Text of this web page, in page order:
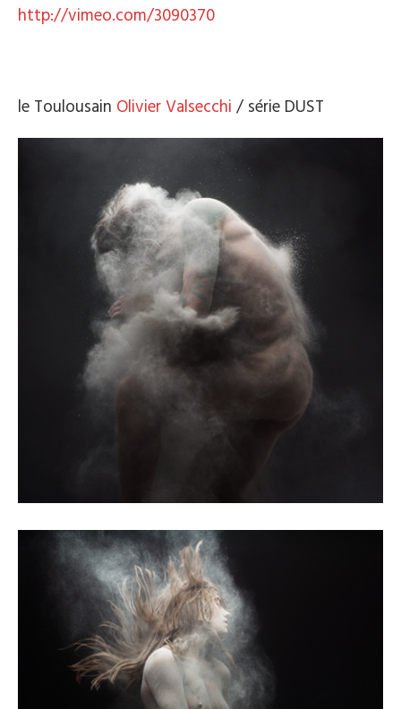
http://vimeo.com/3090370
le Toulousain Olivier Valsecchi / série DUST